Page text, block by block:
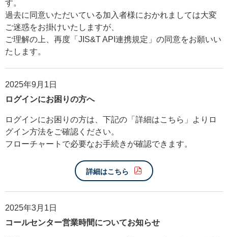
す。
過去に同意いただいている加入者様におかれましては大変
ご迷惑をお掛けいたしますが、
ご理解の上、再度「JIS&T API連携規定」の同意をお願いい
たします。
2025年9月1日
ログインにお困りの方へ
ログインにお困りの方は、下記の「詳細はこちら」よりロ
グイン方法をご確認ください。
フローチャートで必要なお手続きが確認できます。
詳細はこちら
2025年3月1日
コールセンター営業時間についてお知らせ